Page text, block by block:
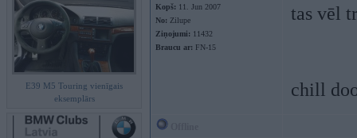
E39 M5 Touring vienīgais
eksemplārs
Kopš: 11. Jun 2007
No: Zilupe
Ziņojumi: 11432
Braucu ar: FN-15
tas vēl
chill